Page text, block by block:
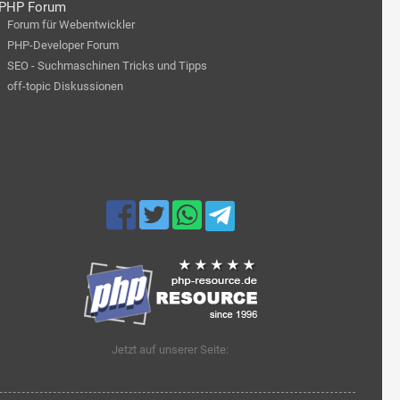
Forum
Forum für Webentwickler
PHP-Developer Forum
SEO - Suchmaschinen Tricks und Tipps
off-topic Diskussionen
Jetzt auf unserer Seite: